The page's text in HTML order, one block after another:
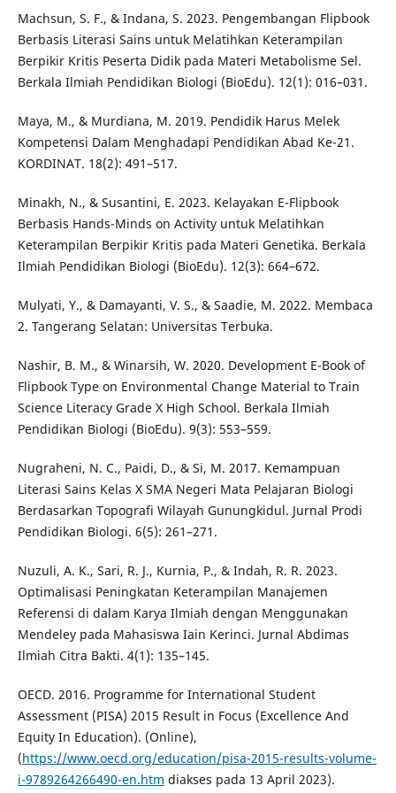
Machsun, S. F., & Indana, S. 2023. Pengembangan Flipbook
Berbasis Literasi Sains untuk Melatihkan Keterampilan
Berpikir Kritis Peserta Didik pada Materi Metabolisme Sel.
Berkala Ilmiah Pendidikan Biologi (BioEdu). 12(1): 016–031.
Maya, M., & Murdiana, M. 2019. Pendidik Harus Melek
Kompetensi Dalam Menghadapi Pendidikan Abad Ke-21.
KORDINAT. 18(2): 491–517.
Minakh, N., & Susantini, E. 2023. Kelayakan E-Flipbook
Berbasis Hands-Minds on Activity untuk Melatihkan
Keterampilan Berpikir Kritis pada Materi Genetika. Berkala
Ilmiah Pendidikan Biologi (BioEdu). 12(3): 664–672.
Mulyati, Y., & Damayanti, V. S., & Saadie, M. 2022. Membaca
2. Tangerang Selatan: Universitas Terbuka.
Nashir, B. M., & Winarsih, W. 2020. Development E-Book of
Flipbook Type on Environmental Change Material to Train
Science Literacy Grade X High School. Berkala Ilmiah
Pendidikan Biologi (BioEdu). 9(3): 553–559.
Nugraheni, N. C., Paidi, D., & Si, M. 2017. Kemampuan
Literasi Sains Kelas X SMA Negeri Mata Pelajaran Biologi
Berdasarkan Topografi Wilayah Gunungkidul. Jurnal Prodi
Pendidikan Biologi. 6(5): 261–271.
Nuzuli, A. K., Sari, R. J., Kurnia, P., & Indah, R. R. 2023.
Optimalisasi Peningkatan Keterampilan Manajemen
Referensi di dalam Karya Ilmiah dengan Menggunakan
Mendeley pada Mahasiswa Iain Kerinci. Jurnal Abdimas
Ilmiah Citra Bakti. 4(1): 135–145.
OECD. 2016. Programme for International Student
Assessment (PISA) 2015 Result in Focus (Excellence And
Equity In Education). (Online),
(https://www.oecd.org/education/pisa-2015-results-volume-
i-9789264266490-en.htm diakses pada 13 April 2023).